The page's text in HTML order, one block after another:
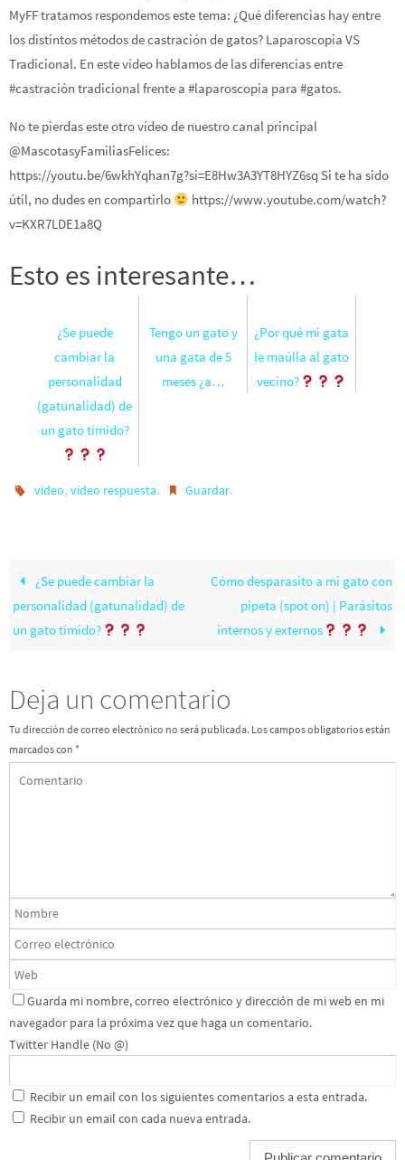
MyFF tratamos respondemos este tema: ¿Qué diferencias hay entre
los distintos métodos de castración de gatos? Laparoscopia VS
Tradicional. En este vídeo hablamos de las diferencias entre
#castración tradicional frente a #laparoscopia para #gatos.
No te pierdas este otro vídeo de nuestro canal principal
@MascotasyFamiliasFelices:
https://youtu.be/6wkhYqhan7g?si=E8Hw3A3YT8HYZ6sq Si te ha sido
útil, no dudes en compartirlo
https://www.youtube.com/watch?
v=KXR7LDE1a8Q
Esto es interesante…
¿Se puede
cambiar la
personalidad
(gatunalidad) de
un gato tímido?
Tengo un gato y
una gata de 5
meses ¿a…
¿Por qué mi gata
le maúlla al gato
vecino?
vídeo,vídeo respuesta. Guardar.
¿Se puede cambiar la
personalidad (gatunalidad) de
un gato tímido?
Cómo desparasito a mi gato con
pipeta (spot on) | Parásitos
internos y externos
Deja un comentario
Tu dirección de correo electrónico no será publicada. Los campos obligatorios están
marcados con *
Guarda mi nombre, correo electrónico y dirección de mi web en mi
navegador para la próxima vez que haga un comentario.
Twitter Handle (No @)
Recibir un email con los siguientes comentarios a esta entrada.
Recibir un email con cada nueva entrada.